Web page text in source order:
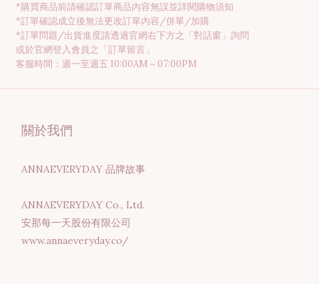
*購買商品前請確認訂單商品內容無誤並詳閱購物須知
*訂單確認成立後無法更改訂單內容/併單/加購
*訂單問題/出貨進度請透過官網右下方之「對話窗」詢問
或於官網登入會員之「訂單留言」
客服時間：週一至週五 10:00AM～07:00PM
關於我們
ANNAEVERYDAY 品牌故事
ANNAEVERYDAY Co., Ltd.
安那每一天股份有限公司
www.annaeveryday.co/